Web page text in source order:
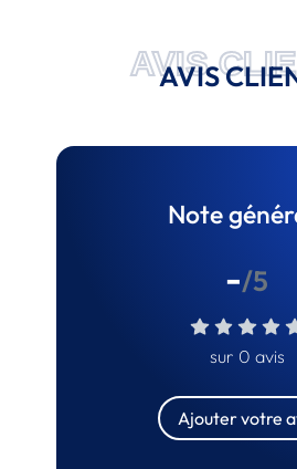
AVIS
AVIS
Note
-/5
sur 0 avis
Ajouter votre